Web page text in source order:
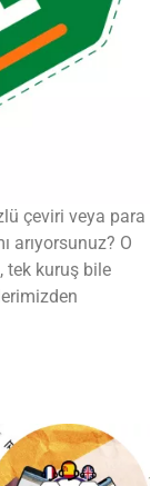
çeviri veya para
arıyorsunuz? O
tek kuruş bile